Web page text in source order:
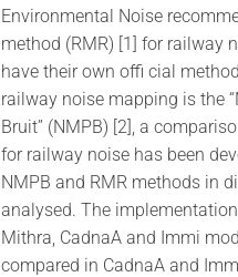
Environmental Noise
method (RMR) [1] for railway
have their own offi cial
railway noise mapping is the
Bruit” (NMPB) [2], a
for railway noise has been
NMPB and RMR methods in
analysed. The
Mithra, CadnaA and Immi
compared in CadnaA and